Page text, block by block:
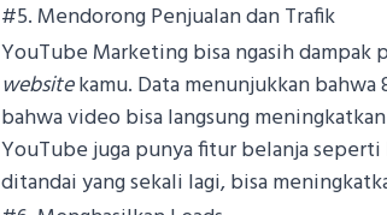
#5. Mendorong Penjualan dan Trafik
YouTube Marketing bisa ngasih
websitekamu. Data menunjukkan bahwa
bahwa video bisa langsung
YouTube juga punya fitur belanja
ditandai yang sekali lagi, bisa